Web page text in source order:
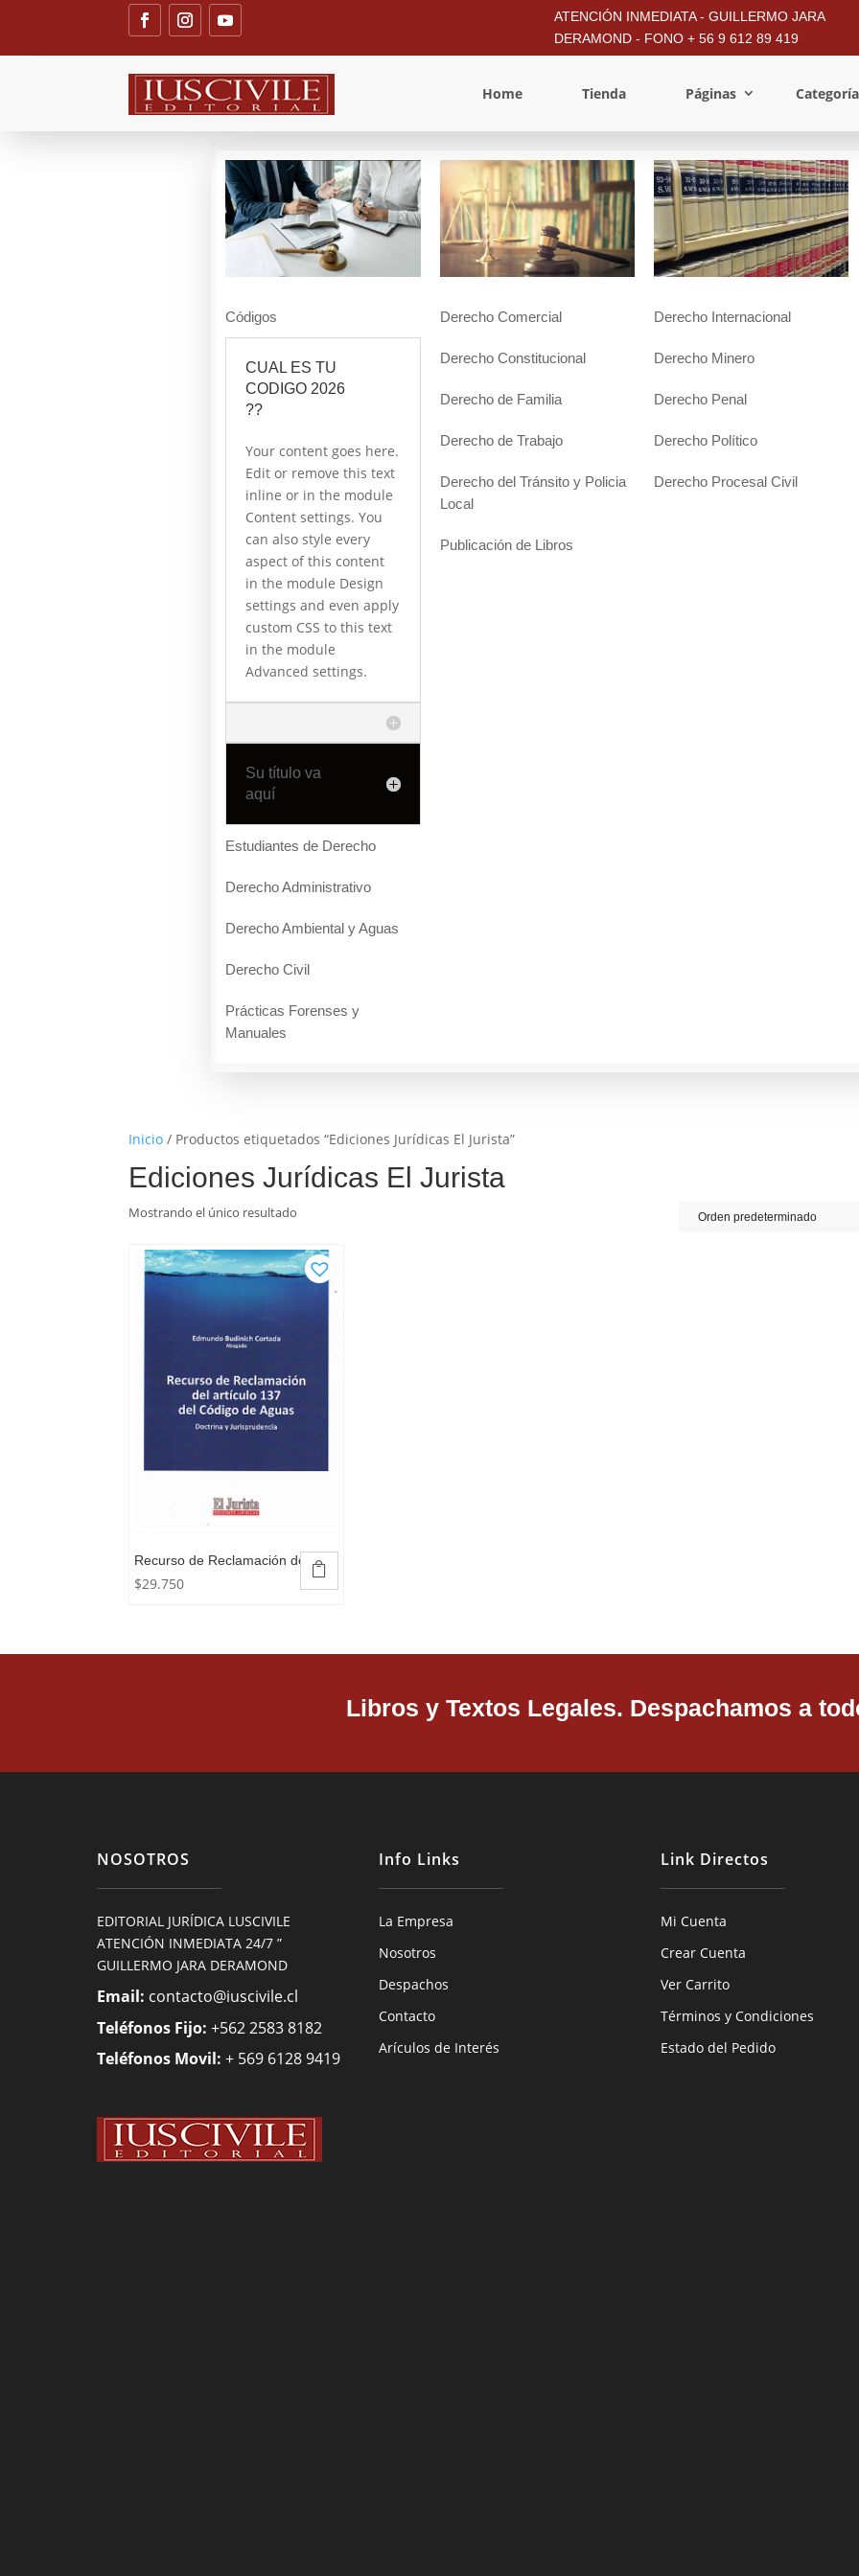
ATENCIÓN INMEDIATA - GUILLERMO JARA
DERAMOND - FONO + 56 9 612 89 419
Home Tienda Páginas
Códigos
CUAL ES TU
CODIGO 2026
??
Your content goes here.
Edit or remove this text
inline or in the module
Content settings. You
can also style every
aspect of this content
in the module Design
settings and even apply
custom CSS to this text
in the module
Advanced settings.
Su título va
aquí
Estudiantes de Derecho
Derecho Administrativo
Derecho Ambiental y Aguas
Derecho Civil
Prácticas Forenses y
Manuales
Derecho Comercial
Derecho Constitucional
Derecho de Familia
Derecho de Trabajo
Derecho del Tránsito y Policia
Local
Publicación de Libros
Derecho Internacional
Derecho Minero
Derecho Penal
Derecho Político
Derecho Procesal Civil
Inicio / Productos etiquetados “Ediciones Jurídicas El Jurista”
Ediciones Jurídicas El Jurista
Mostrando el único resultado
Recurso de Reclamación del
Artículo 137 del Código de Aguas
$29.750

Libros y Textos Legales. Despachamos a
NOSOTROS
EDITORIAL JURÍDICA LUSCIVILE
ATENCIÓN INMEDIATA 24/7 ”
GUILLERMO JARA DERAMOND
Email: contacto@iuscivile.cl
Teléfonos Fijo: +562 2583 8182
Teléfonos Movil: + 569 6128 9419
Info Links
La Empresa
Nosotros
Despachos
Contacto
Arículos de Interés
Link Directos
Mi Cuenta
Crear Cuenta
Ver Carrito
Términos y Condiciones
Estado del Pedido